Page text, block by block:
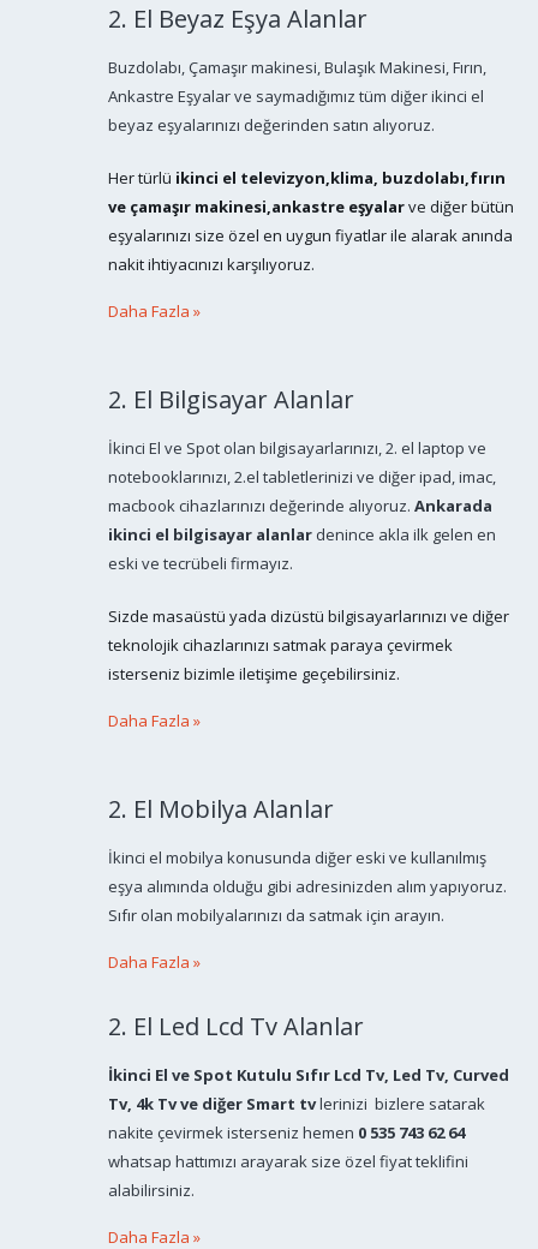
2. El Beyaz Eşya Alanlar
Buzdolabı, Çamaşır makinesi, Bulaşık Makinesi, Fırın,
Ankastre Eşyalar ve saymadığımız tüm diğer ikinci el
beyaz eşyalarınızı değerinden satın alıyoruz.
Her türlü ikinci el televizyon,klima, buzdolabı,fırın
ve çamaşır makinesi,ankastre eşyalarve diğer bütün
eşyalarınızı size özel en uygun fiyatlar ile alarak anında
nakit ihtiyacınızı karşılıyoruz.
Daha Fazla »
2. El Bilgisayar Alanlar
İkinci El ve Spot olan bilgisayarlarınızı, 2. el laptop ve
notebooklarınızı, 2.el tabletlerinizi ve diğer ipad, imac,
macbook cihazlarınızı değerinde alıyoruz. Ankarada
ikinci el bilgisayar alanlar denince akla ilk gelen en
eski ve tecrübeli firmayız.
Sizde masaüstü yada dizüstü bilgisayarlarınızı ve diğer
teknolojik cihazlarınızı satmak paraya çevirmek
isterseniz bizimle iletişime geçebilirsiniz.
Daha Fazla »
2. El Mobilya Alanlar
İkinci el mobilya konusunda diğer eski ve kullanılmış
eşya alımında olduğu gibi adresinizden alım yapıyoruz.
Sıfır olan mobilyalarınızı da satmak için arayın.
Daha Fazla »
2. El Led Lcd Tv Alanlar
İkinci El ve Spot Kutulu Sıfır Lcd Tv, Led Tv, Curved
Tv, 4k Tv ve diğer Smart tvlerinizi bizlere satarak
nakite çevirmek isterseniz hemen 0 535 743 62 64
whatsap hattımızı arayarak size özel fiyat teklifini
alabilirsiniz.
Daha Fazla »